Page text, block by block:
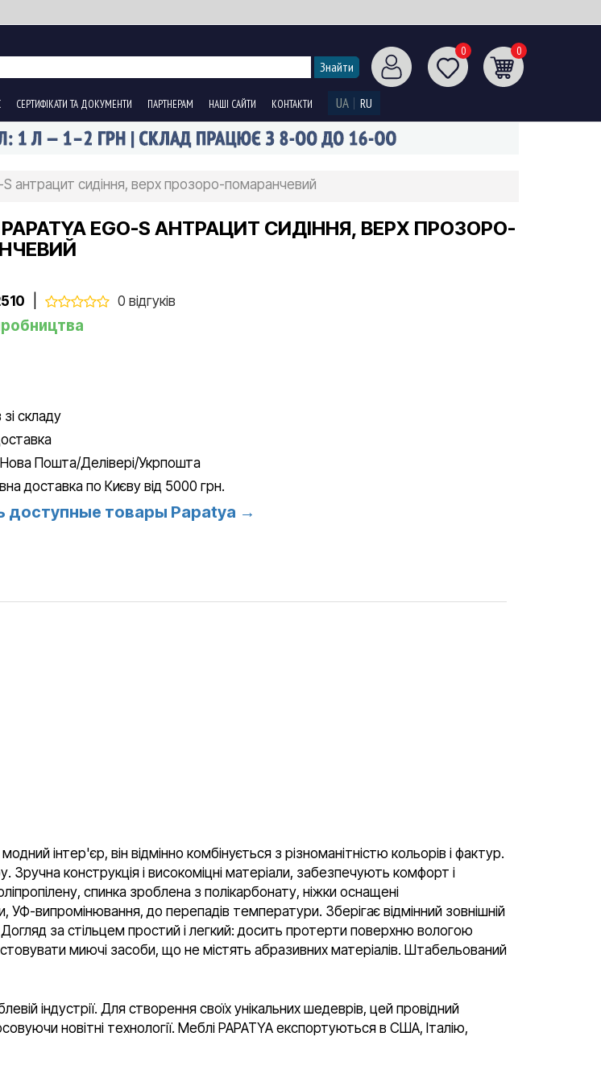
0 0
СЕРТИФІКАТИ ТА ДОКУМЕНТИ ПАРТНЕРАМ НАШІ САЙТИ КОНТАКТИ UA RU
антрацит сидіння, верх прозоро-помаранчевий
EGO-S АНТРАЦИТ СИДІННЯ, ВЕРХ ПРОЗОРО-
0 відгуків
складу
Пошта/Делівері/Укрпошта
доставка по Києву від 5000 грн.
доступные товары Papatya →
інтер'єр, він відмінно комбінується з різноманітністю кольорів і фактур.
Зручна конструкція і високоміцні матеріали, забезпечують комфорт і
спинка зроблена з полікарбонату, ніжки оснащені
випромінювання, до перепадів температури. Зберігає відмінний зовнішній
за стільцем простий і легкий: досить протерти поверхню вологою
миючі засоби, що не містять абразивних матеріалів. Штабельований
індустрії. Для створення своїх унікальних шедеврів, цей провідний
новітні технології. Меблі PAPATYA експортуються в США, Італію,